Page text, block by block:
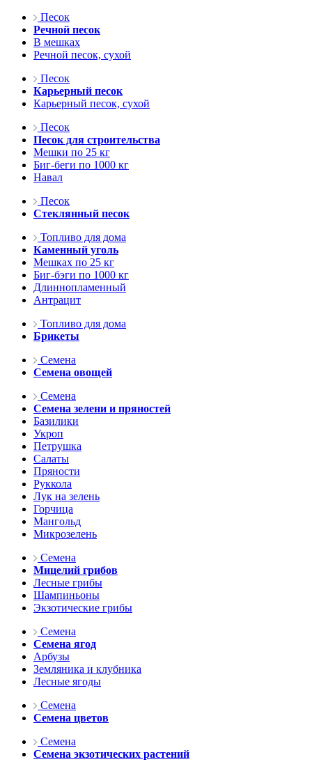
Песок
Речной песок
В мешках
Речной песок, сухой
Песок
Карьерный песок
Карьерный песок, сухой
Песок
Песок для строительства
Мешки по 25 кг
Биг-беги по 1000 кг
Навал
Песок
Стеклянный песок
Топливо для дома
Каменный уголь
Мешках по 25 кг
Биг-бэги по 1000 кг
Длиннопламенный
Антрацит
Топливо для дома
Брикеты
Семена
Семена овощей
Семена
Семена зелени и пряностей
Базилики
Укроп
Петрушка
Салаты
Пряности
Руккола
Лук на зелень
Горчица
Мангольд
Микрозелень
Семена
Мицелий грибов
Лесные грибы
Шампиньоны
Экзотические грибы
Семена
Семена ягод
Арбузы
Земляника и клубника
Лесные ягоды
Семена
Семена цветов
Семена
Семена экзотических растений